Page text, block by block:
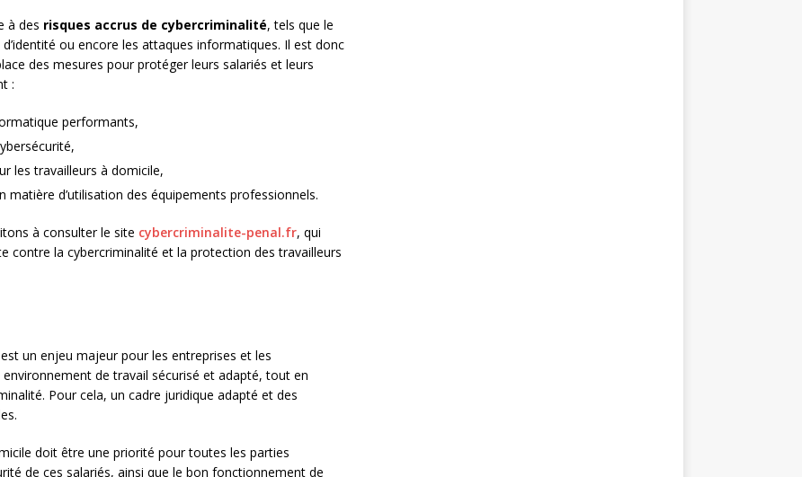
à des risques accrus de cybercriminalité, tels que le
ou encore les attaques informatiques. Il est donc
des mesures pour protéger leurs salariés et leurs
:
performants,
les travailleurs à domicile,
matière d’utilisation des équipements professionnels.
à consulter le site cybercriminalite-penal.fr, qui
contre la cybercriminalité et la protection des travailleurs
est un enjeu majeur pour les entreprises et les
de travail sécurisé et adapté, tout en
Pour cela, un cadre juridique adapté et des
doit être une priorité pour toutes les parties
de ces salariés, ainsi que le bon fonctionnement de